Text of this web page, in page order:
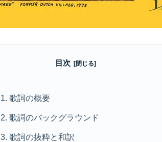
目次
1. 歌詞の概要
2. 歌詞のバックグラウンド
3. 歌詞の抜粋と和訳